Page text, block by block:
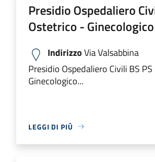
Presidio Ospedaliero
Ostetrico - Ginecologico
IndirizzoVia Valsabbina
Presidio Ospedaliero Civili BS
Ginecologico...
LEGGI DI PIÙ